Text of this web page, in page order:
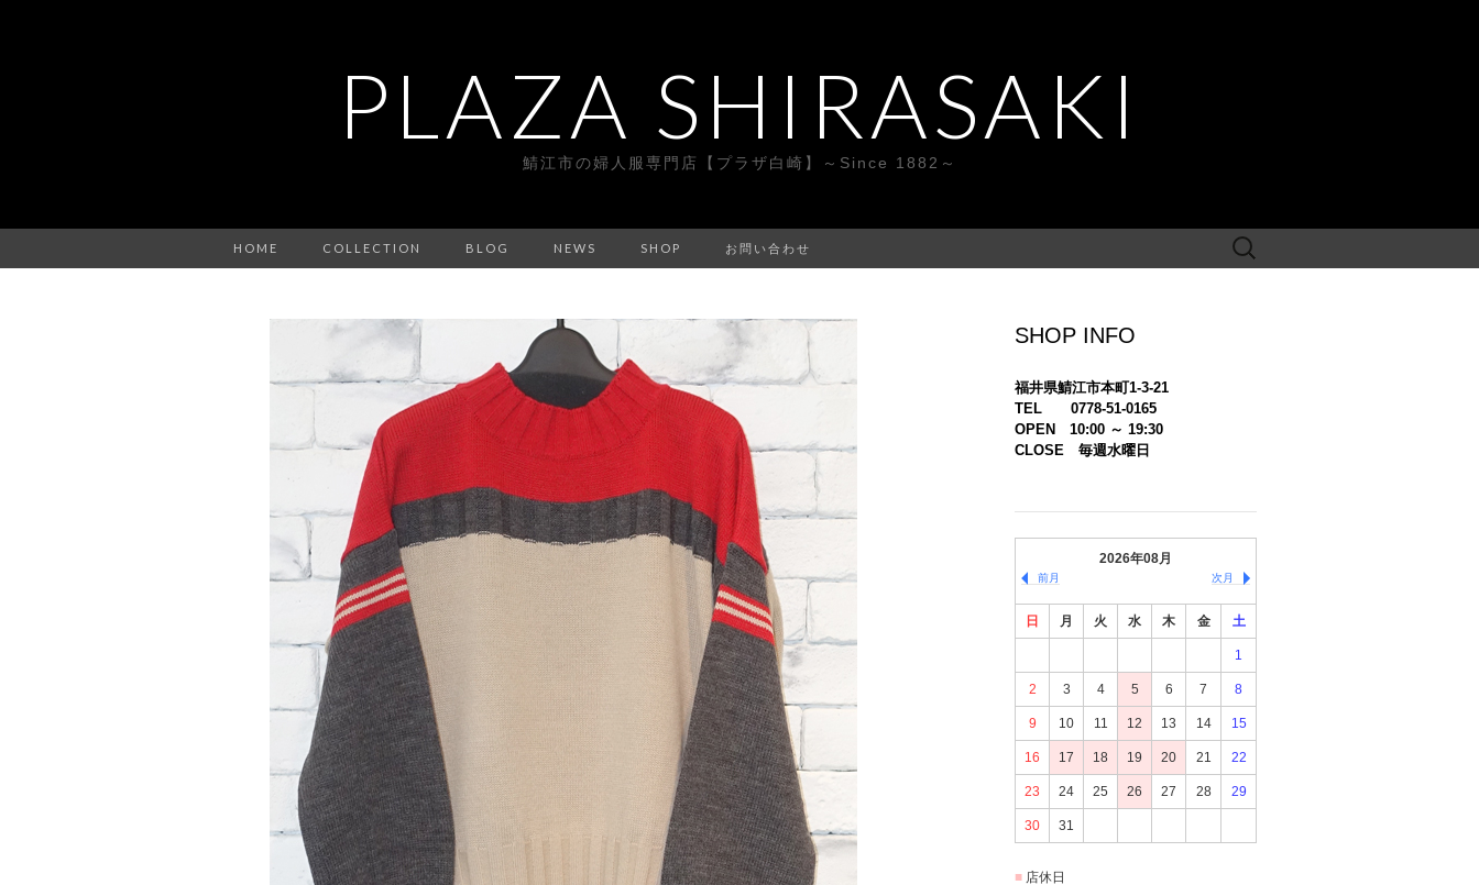
PLAZA SHIRASAKI
鯖江市の婦人服専門店【プラザ白崎】～Since 1882～
HOME COLLECTION BLOG NEWS SHOP お問い合わせ
検
索:
SHOP INFO
福井県鯖江市本町1-3-21
TEL 0778-51-0165
OPEN 10:00 ～ 19:30
CLOSE 毎週水曜日
2026年08月
前月 次月
日 月 火 水 木 金 土
1
2 3 4 5 6 7 8
9 10 11 12 13 14 15
16 17 18 19 20 21 22
23 24 25 26 27 28 29
30 31
店休日